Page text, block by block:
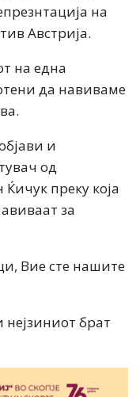
на
Австрија.
на една
да навиваме
и
од
преку која
за
Вие сте нашите
брат